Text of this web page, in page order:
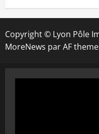
Copyright © Lyon Pôle
MoreNews par AF